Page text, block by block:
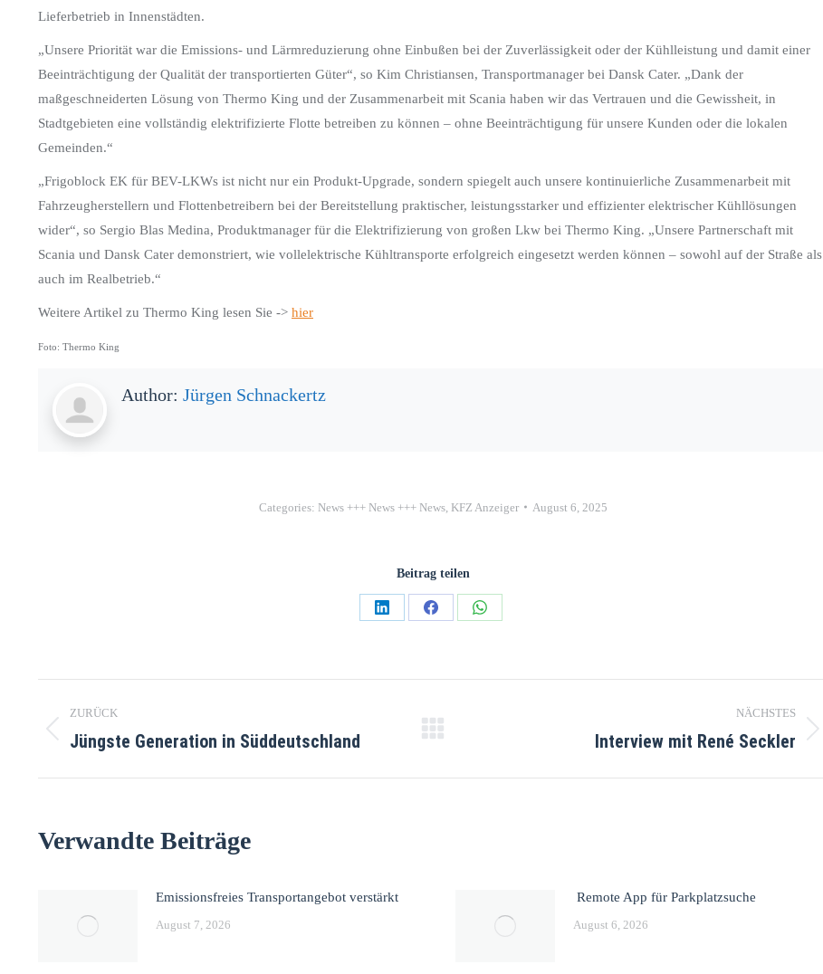
Lieferbetrieb in Innenstädten.
„Unsere Priorität war die Emissions- und Lärmreduzierung ohne Einbußen bei der Zuverlässigkeit oder der Kühlleistung und damit einer
Beeinträchtigung der Qualität der transportierten Güter“, so Kim Christiansen, Transportmanager bei Dansk Cater. „Dank der
maßgeschneiderten Lösung von Thermo King und der Zusammenarbeit mit Scania haben wir das Vertrauen und die Gewissheit, in
Stadtgebieten eine vollständig elektrifizierte Flotte betreiben zu können – ohne Beeinträchtigung für unsere Kunden oder die lokalen
Gemeinden.“
„Frigoblock EK für BEV-LKWs ist nicht nur ein Produkt-Upgrade, sondern spiegelt auch unsere kontinuierliche Zusammenarbeit mit
Fahrzeugherstellern und Flottenbetreibern bei der Bereitstellung praktischer, leistungsstarker und effizienter elektrischer Kühllösungen
wider“, so Sergio Blas Medina, Produktmanager für die Elektrifizierung von großen Lkw bei Thermo King. „Unsere Partnerschaft mit
Scania und Dansk Cater demonstriert, wie vollelektrische Kühltransporte erfolgreich eingesetzt werden können – sowohl auf der Straße als
auch im Realbetrieb.“
Weitere Artikel zu Thermo King lesen Sie -> hier
Foto: Thermo King
Author: Jürgen Schnackertz
Categories: News +++ News +++ News, KFZ Anzeiger August 6, 2025
Beitrag teilen
ZURÜCK
Jüngste Generation in Süddeutschland
NÄCHSTES
Interview mit René Seckler
Verwandte Beiträge
Emissionsfreies Transportangebot verstärkt
August 7, 2026
Remote App für Parkplatzsuche
August 6, 2026